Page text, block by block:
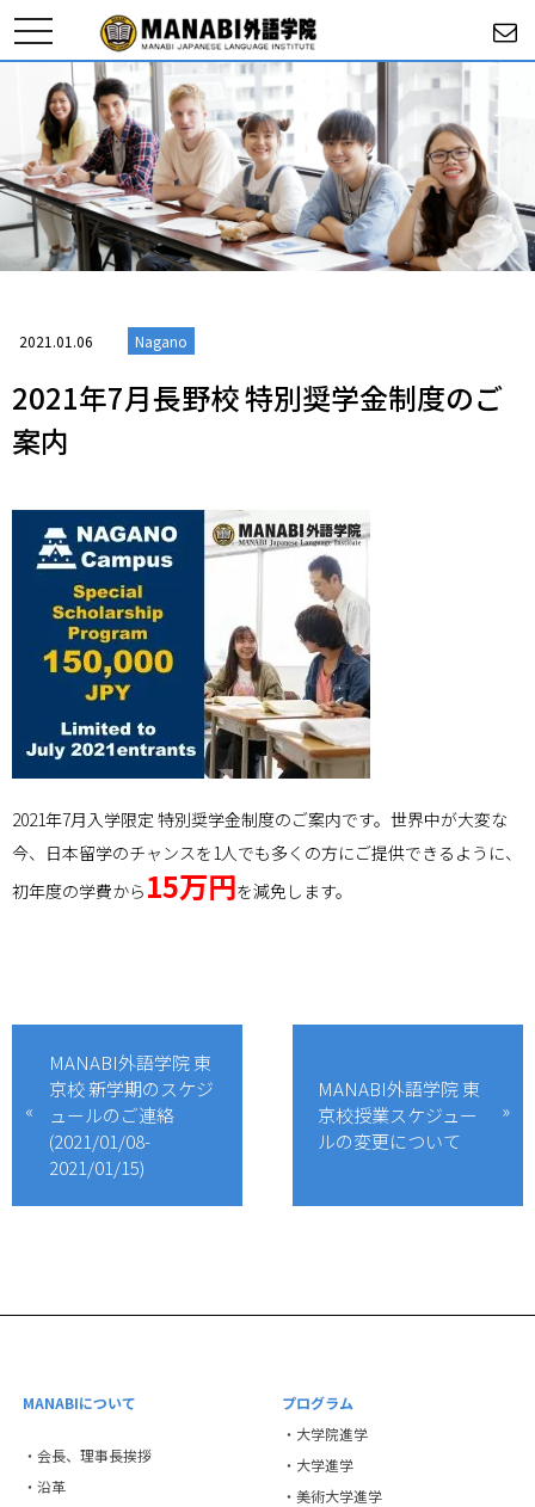
toggle
navigation
2021.01.06 Nagano
2021年7月長野校 特別奨学金制度のご
案内
2021年7月入学限定 特別奨学金制度のご案内です。世界中が大変な
今、日本留学のチャンスを1人でも多くの方にご提供できるように、
初年度の学費から 15万円を減免します。
MANABI外語学院 東
京校 新学期のスケジ
ュールのご連絡
(2021/01/08-
2021/01/15)
MANABI外語学院 東
京校授業スケジュー
ルの変更について
MANABIについて
・会長、理事長挨拶
・沿革
プログラム
・大学院進学
・大学進学
・美術大学進学